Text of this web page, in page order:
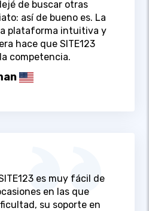
de buscar otras
así de bueno es. La
plataforma intuitiva y
hace que SITE123
competencia.
es muy fácil de
en las que
su soporte en